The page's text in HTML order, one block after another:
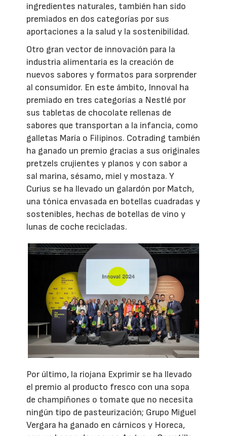
ingredientes naturales, también han sido
premiados en dos categorías por sus
aportaciones a la salud y la sostenibilidad.
Otro gran vector de innovación para la
industria alimentaria es la creación de
nuevos sabores y formatos para sorprender
al consumidor. En este ámbito, Innoval ha
premiado en tres categorías a Nestlé por
sus tabletas de chocolate rellenas de
sabores que transportan a la infancia, como
galletas María o Filipinos. Cotrading también
ha ganado un premio gracias a sus originales
pretzels crujientes y planos y con sabor a
sal marina, sésamo, miel y mostaza. Y
Curius se ha llevado un galardón por Match,
una tónica envasada en botellas cuadradas y
sostenibles, hechas de botellas de vino y
lunas de coche recicladas.
Por último, la riojana Exprimir se ha llevado
el premio al producto fresco con una sopa
de champiñones o tomate que no necesita
ningún tipo de pasteurización; Grupo Miguel
Vergara ha ganado en cárnicos y Horeca,